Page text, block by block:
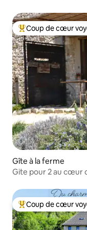
Coups de cœur
Coup de cœur
Gîte à la ferme
Gite pour 2 au cœur
Coups de cœur
Coup de cœur